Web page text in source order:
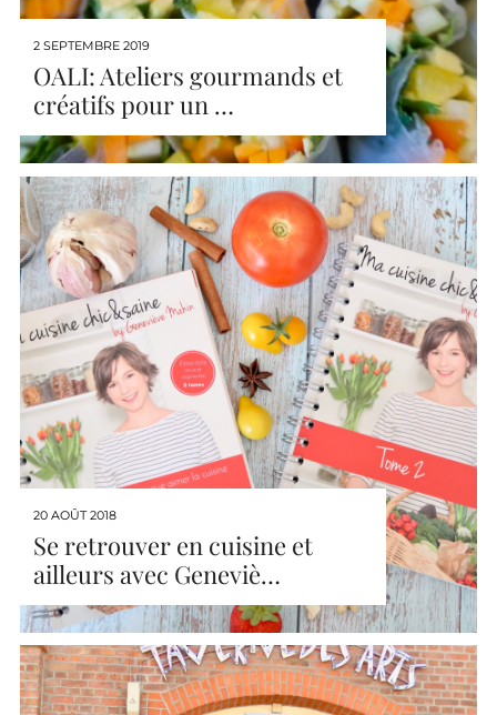
2 SEPTEMBRE 2019
OALI: Ateliers gourmands et
créatifs pour un …
20 AOÛT 2018
Se retrouver en cuisine et
ailleurs avec Geneviè…